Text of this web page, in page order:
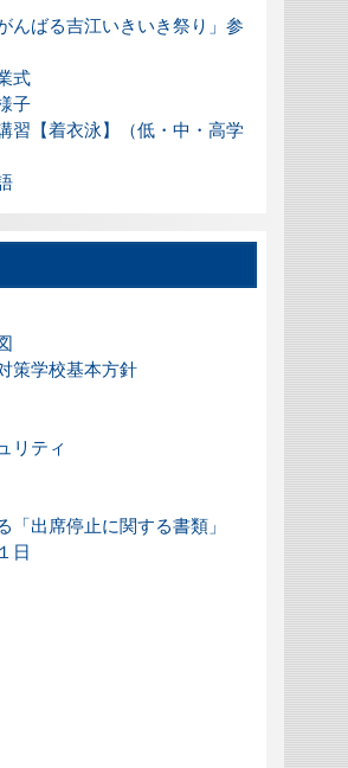
んばる吉江いきいき祭り」参
式
子
習【着衣泳】（低・中・高学
策学校基本方針
リティ
「出席停止に関する書類」
日